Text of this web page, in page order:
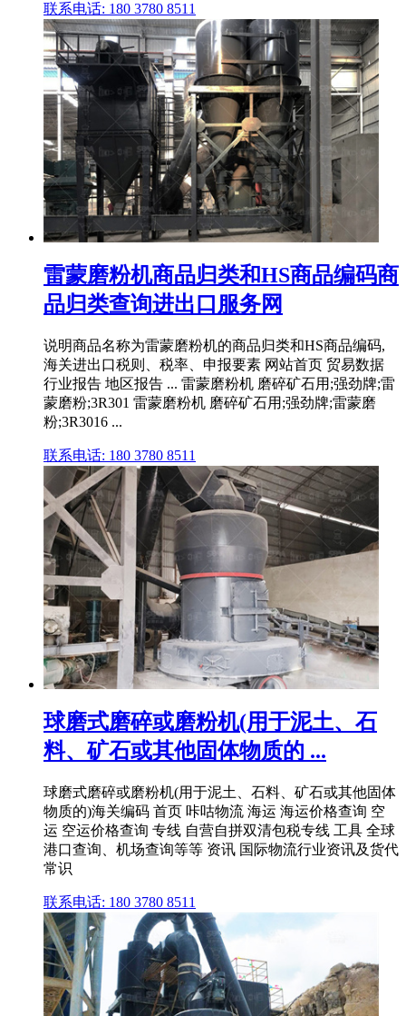
联系电话: 180 3780 8511
雷蒙磨粉机商品归类和HS商品编码商
品归类查询进出口服务网
说明商品名称为雷蒙磨粉机的商品归类和HS商品编码,
海关进出口税则、税率、申报要素 网站首页 贸易数据
行业报告 地区报告 ... 雷蒙磨粉机 磨碎矿石用;强劲牌;雷
蒙磨粉;3R301 雷蒙磨粉机 磨碎矿石用;强劲牌;雷蒙磨
粉;3R3016 ...
联系电话: 180 3780 8511
球磨式磨碎或磨粉机(用于泥土、石
料、矿石或其他固体物质的 ...
球磨式磨碎或磨粉机(用于泥土、石料、矿石或其他固体
物质的)海关编码 首页 咔咕物流 海运 海运价格查询 空
运 空运价格查询 专线 自营自拼双清包税专线 工具 全球
港口查询、机场查询等等 资讯 国际物流行业资讯及货代
常识
联系电话: 180 3780 8511